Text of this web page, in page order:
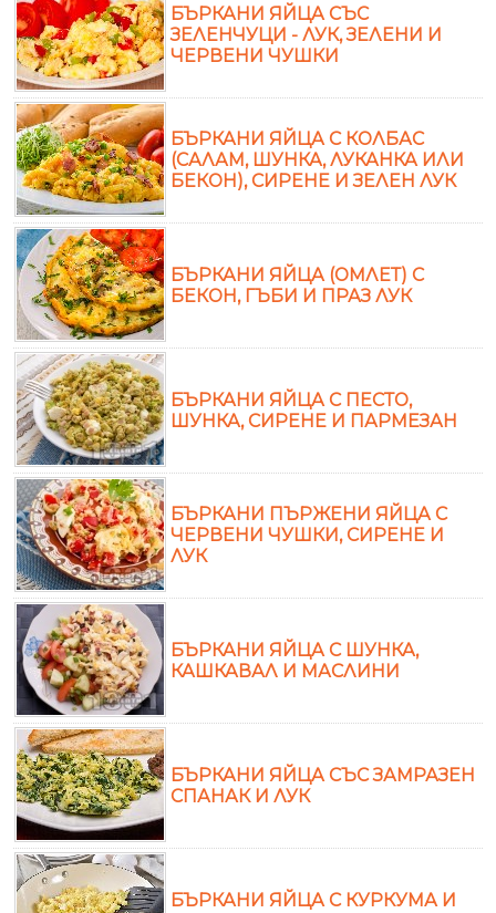
БЪРКАНИ ЯЙЦА СЪС
ЗЕЛЕНЧУЦИ - ЛУК, ЗЕЛЕНИ И
ЧЕРВЕНИ ЧУШКИ
БЪРКАНИ ЯЙЦА С КОЛБАС
(САЛАМ, ШУНКА, ЛУКАНКА ИЛИ
БЕКОН), СИРЕНЕ И ЗЕЛЕН ЛУК
БЪРКАНИ ЯЙЦА (ОМЛЕТ) С
БЕКОН, ГЪБИ И ПРАЗ ЛУК
БЪРКАНИ ЯЙЦА С ПЕСТО,
ШУНКА, СИРЕНЕ И ПАРМЕЗАН
БЪРКАНИ ПЪРЖЕНИ ЯЙЦА С
ЧЕРВЕНИ ЧУШКИ, СИРЕНЕ И
ЛУК
БЪРКАНИ ЯЙЦА С ШУНКА,
КАШКАВАЛ И МАСЛИНИ
БЪРКАНИ ЯЙЦА СЪС ЗАМРАЗЕН
СПАНАК И ЛУК
БЪРКАНИ ЯЙЦА С КУРКУМА И